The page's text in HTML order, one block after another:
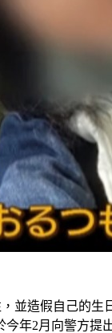
並造假自己的
年2月向警方提